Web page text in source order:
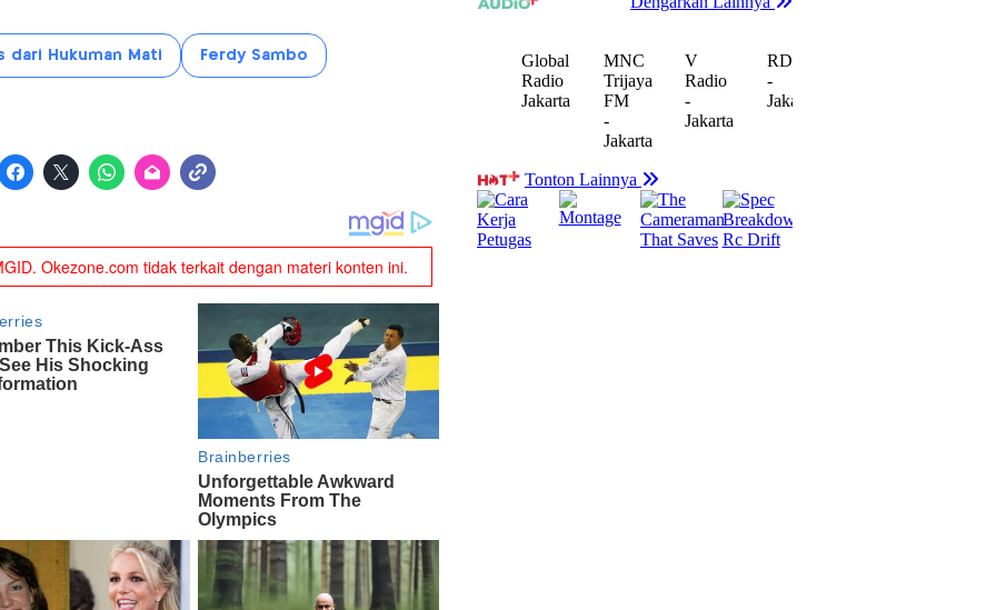
dari Hukuman Mati Ferdy Sambo